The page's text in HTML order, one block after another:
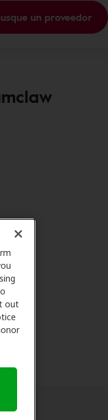
out
un proveedor